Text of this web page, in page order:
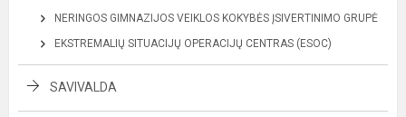
NERINGOS GIMNAZIJOS VEIKLOS KOKYBĖS ĮSIVERTINIMO GRUPĖ
EKSTREMALIŲ SITUACIJŲ OPERACIJŲ CENTRAS (ESOC)
SAVIVALDA